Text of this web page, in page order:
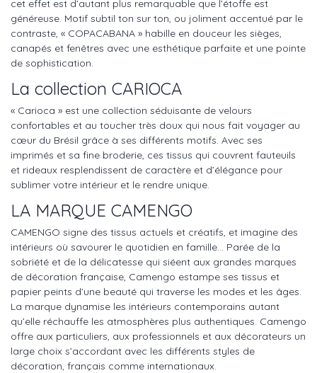
cet effet est d’autant plus remarquable que l’étoffe est
généreuse. Motif subtil ton sur ton, ou joliment accentué par le
contraste, « COPACABANA » habille en douceur les sièges,
canapés et fenêtres avec une esthétique parfaite et une pointe
de sophistication.
La collection CARIOCA
« Carioca » est une collection séduisante de velours
confortables et au toucher très doux qui nous fait voyager au
cœur du Brésil grâce à ses différents motifs. Avec ses
imprimés et sa fine broderie, ces tissus qui couvrent fauteuils
et rideaux resplendissent de caractère et d’élégance pour
sublimer votre intérieur et le rendre unique.
LA MARQUE CAMENGO
CAMENGO signe des tissus actuels et créatifs, et imagine des
intérieurs où savourer le quotidien en famille… Parée de la
sobriété et de la délicatesse qui siéent aux grandes marques
de décoration française, Camengo estampe ses tissus et
papier peints d’une beauté qui traverse les modes et les âges.
La marque dynamise les intérieurs contemporains autant
qu’elle réchauffe les atmosphères plus authentiques. Camengo
offre aux particuliers, aux professionnels et aux décorateurs un
large choix s’accordant avec les différents styles de
décoration, français comme internationaux.